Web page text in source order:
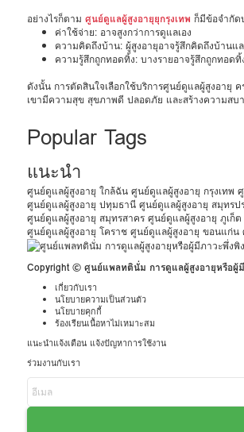
อย่างไรก็ตาม ศูนย์ดูแลผู้สูงอายุยุกรุงเทพ ก็มีข้อจำกัด
ค่าใช้จ่าย: อาจสูงกว่าการดูแลเอง
ความคิดถึงบ้าน: ผู้สูงอายุอาจรู้สึกคิดถึงบ้านแ
ความรู้สึกถูกทอดทิ้ง: บางรายอาจรู้สึกถูกทอดทิ้
ดังนั้น การตัดสินใจเลือกใช้บริการศูนย์ดูแลผู้สูงอายุ
เขามีความสุข สุขภาพดี ปลอดภัย และสร้างความสบ
Popular Tags
แนะนำ
ศูนย์ดูแลผู้สูงอายุ ใกล้ฉัน ศูนย์ดูแลผู้สูงอายุ กรุงเทพ
ศูนย์ดูแลผู้สูงอายุ ปทุมธานี ศูนย์ดูแลผู้สูงอายุ สมุทรป
ศูนย์ดูแลผู้สูงอายุ สมุทรสาคร ศูนย์ดูแลผู้สูงอายุ ภูเก็ต
ศูนย์ดูแลผู้สูงอายุ โคราช ศูนย์ดูแลผู้สูงอายุ ขอนแก่น
Copyright © ศูนย์แพลทตินั่ม การดูแลผู้สูงอายุหรือผู้
เกี่ยวกับเรา
นโยบายความเป็นส่วนตัว
นโยบายคุกกี้
ร้องเรียนเนื้อหาไม่เหมาะสม
แนะนำแจ้งเตือน แจ้งปัญหาการใช้งาน
ร่วมงานกับเรา